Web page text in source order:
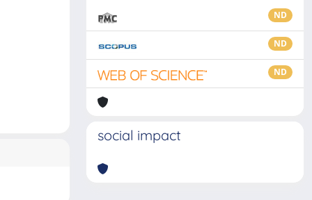
ND
ND
ND
social impact